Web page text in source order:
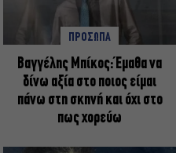
ΠΡΟΣΩΠΑ
Βαγγέλης Μπίκος: Έμαθα να
δίνω αξία στο ποιος είμαι
πάνω στη σκηνή και όχι στο
πως χορεύω